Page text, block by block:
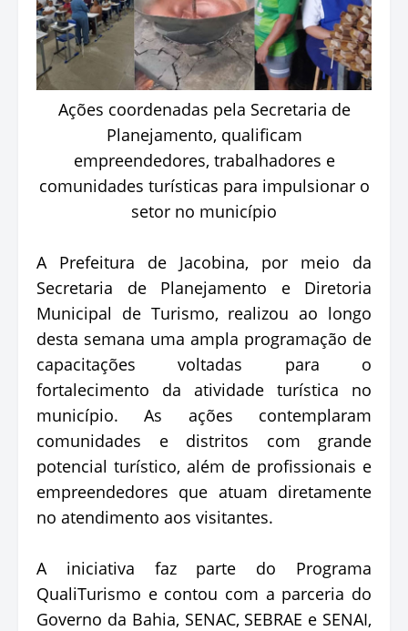
Ações coordenadas pela Secretaria de
Planejamento, qualificam
empreendedores, trabalhadores e
comunidades turísticas para impulsionar o
setor no município
A Prefeitura de Jacobina, por meio da
Secretaria de Planejamento e Diretoria
Municipal de Turismo, realizou ao longo
desta semana uma ampla programação de
capacitações voltadas para o
fortalecimento da atividade turística no
município. As ações contemplaram
comunidades e distritos com grande
potencial turístico, além de profissionais e
empreendedores que atuam diretamente
no atendimento aos visitantes.
A iniciativa faz parte do Programa
QualiTurismo e contou com a parceria do
Governo da Bahia, SENAC, SEBRAE e SENAI,